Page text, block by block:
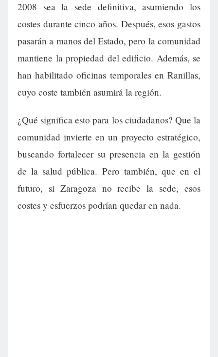
2008 sea la sede definitiva, asumiendo los
costes durante cinco años. Después, esos gastos
pasarán a manos del Estado, pero la comunidad
mantiene la propiedad del edificio. Además, se
han habilitado oficinas temporales en Ranillas,
cuyo coste también asumirá la región.
¿Qué significa esto para los ciudadanos? Que la
comunidad invierte en un proyecto estratégico,
buscando fortalecer su presencia en la gestión
de la salud pública. Pero también, que en el
futuro, si Zaragoza no recibe la sede, esos
costes y esfuerzos podrían quedar en nada.